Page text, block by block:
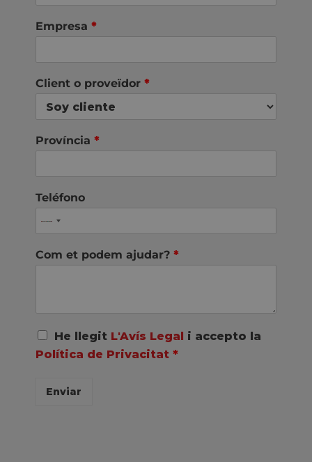
Empresa *
Client o proveïdor *
Província *
Teléfono
Com et podem ajudar? *
A
c
u
He llegit L'Avís Legal
i accepto la
Política de Privacitat *
Enviar